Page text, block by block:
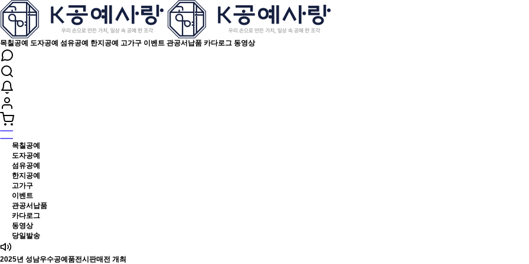
목칠공예 도자공예 섬유공예 한지공예 고가구 이벤트 관공서납품 카다로그 동영상
목칠공예
도자공예
섬유공예
한지공예
고가구
이벤트
관공서납품
카다로그
동영상
당일발송
2025년 성남우수공예품전시판매전 개최